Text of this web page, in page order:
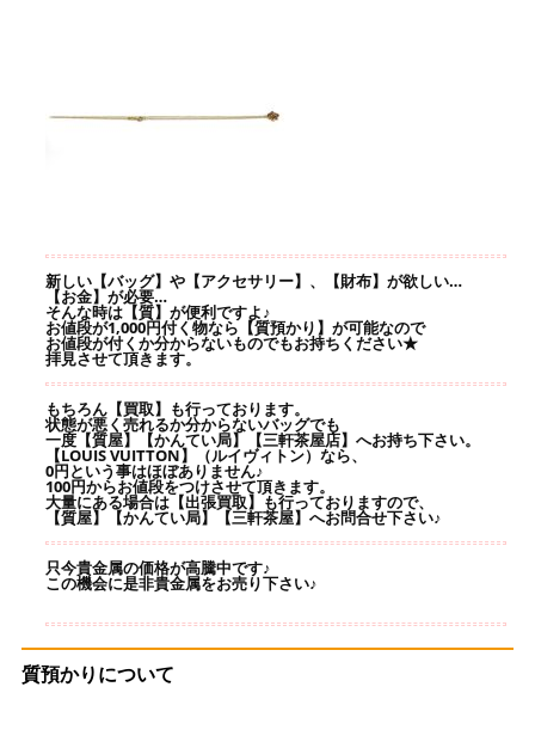
新しい【バッグ】や【アクセサリー】、【財布】が欲しい…
【お金】が必要…
そんな時は【質】が便利ですよ♪
お値段が1,000円付く物なら【質預かり】が可能なので
お値段が付くか分からないものでもお持ちください★
拝見させて頂きます。
もちろん【買取】も行っております。
状態が悪く売れるか分からないバッグでも
一度【質屋】【かんてい局】【三軒茶屋店】へお持ち下さい。
【LOUIS VUITTON】（ルイヴィトン）なら、
0円という事はほぼありません♪
100円からお値段をつけさせて頂きます。
大量にある場合は【出張買取】も行っておりますので、
【質屋】【かんてい局】【三軒茶屋】へお問合せ下さい♪
只今貴金属の価格が高騰中です♪
この機会に是非貴金属をお売り下さい♪
質預かりについて